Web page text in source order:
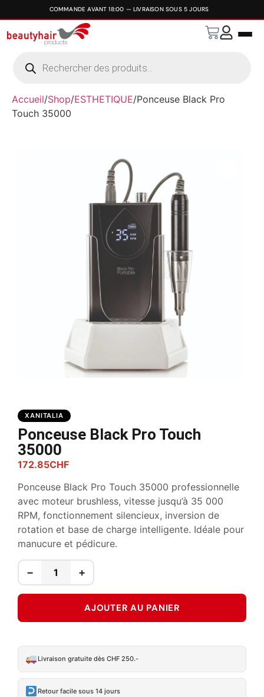
Accueil/Shop/ESTHETIQUE/Ponceuse Black Pro
Touch 35000
XANITALIA
Ponceuse Black Pro Touch
35000
172.85CHF
Ponceuse Black Pro Touch 35000 professionnelle
avec moteur brushless, vitesse jusqu’à 35 000
RPM, fonctionnement silencieux, inversion de
rotation et base de charge intelligente. Idéale pour
manucure et pédicure.
− +
AJOUTER AU PANIER
Livraison gratuite dès CHF 250.-
Retour facile sous 14 jours